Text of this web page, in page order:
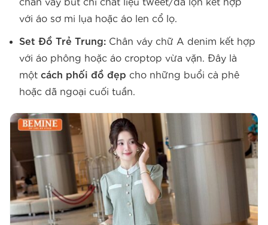
chân váy bút chì chất liệu tweet/da lộn kết hợp
với áo sơ mi lụa hoặc áo len cổ lọ.
Set Đồ Trẻ Trung: Chân váy chữ A denim kết hợp
với áo phông hoặc áo croptop vừa vặn. Đây là
một cách phối đồ đẹp cho những buổi cà phê
hoặc dã ngoại cuối tuần.